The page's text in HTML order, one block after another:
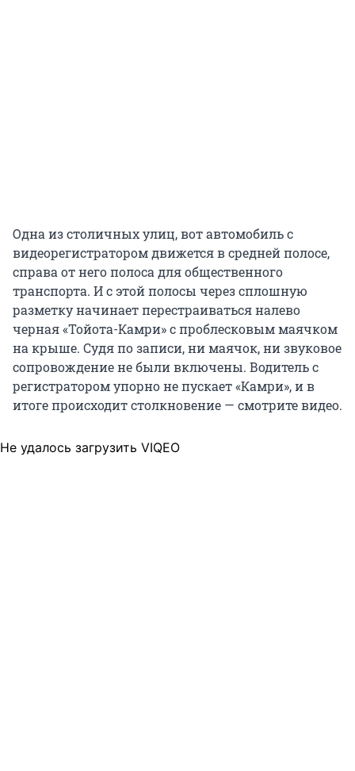
Одна из столичных улиц, вот автомобиль с
видеорегистратором движется в средней полосе,
справа от него полоса для общественного
транспорта. И с этой полосы через сплошную
разметку начинает перестраиваться налево
черная «Тойота-Камри» с проблесковым маячком
на крыше. Судя по записи, ни маячок, ни звуковое
сопровождение не были включены. Водитель с
регистратором упорно не пускает «Камри», и в
итоге происходит столкновение — смотрите видео.
Не удалось загрузить VIQEO